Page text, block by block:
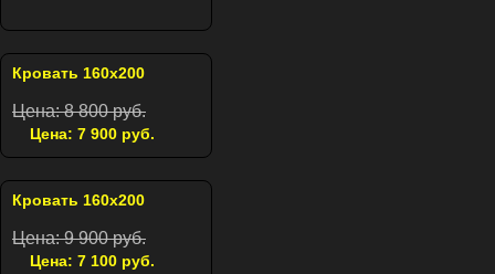
Кровать 160х200
Цена: 8 800 руб.
Цена: 7 900 руб.
Кровать 160х200
Цена: 9 900 руб.
Цена: 7 100 руб.